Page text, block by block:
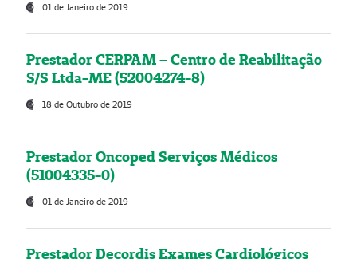
01 de Janeiro de 2019
Prestador CERPAM – Centro de Reabilitação
S/S Ltda-ME (52004274-8)
18 de Outubro de 2019
Prestador Oncoped Serviços Médicos
(51004335-0)
01 de Janeiro de 2019
Prestador Decordis Exames Cardiológicos